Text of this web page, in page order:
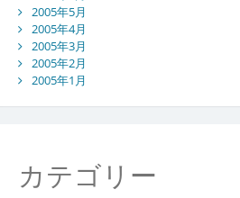
2005年5月
2005年4月
2005年3月
2005年2月
2005年1月
カテゴリー